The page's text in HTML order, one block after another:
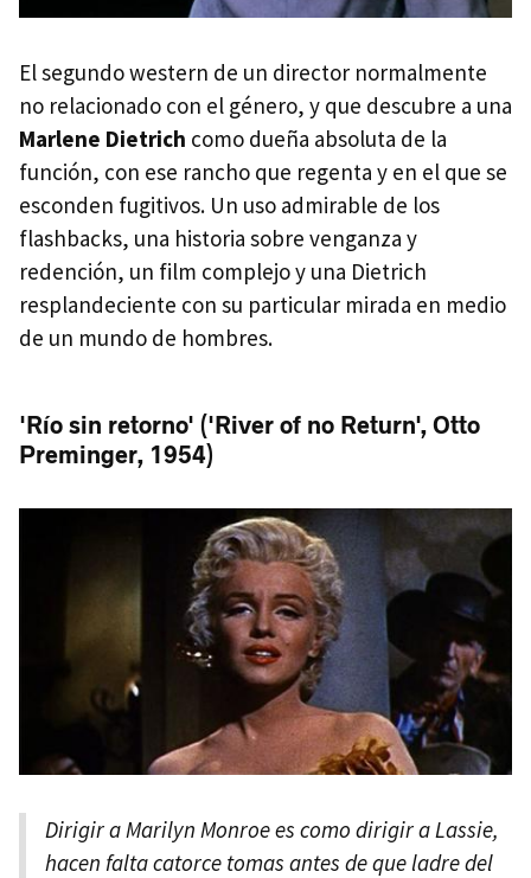
El segundo western de un director normalmente
no relacionado con el género, y que descubre a una
Marlene Dietrich como dueña absoluta de la
función, con ese rancho que regenta y en el que se
esconden fugitivos. Un uso admirable de los
flashbacks, una historia sobre venganza y
redención, un film complejo y una Dietrich
resplandeciente con su particular mirada en medio
de un mundo de hombres.
'Río sin retorno' ('River of no Return', Otto
Preminger, 1954)
Dirigir a Marilyn Monroe es como dirigir a Lassie,
hacen falta catorce tomas antes de que ladre del